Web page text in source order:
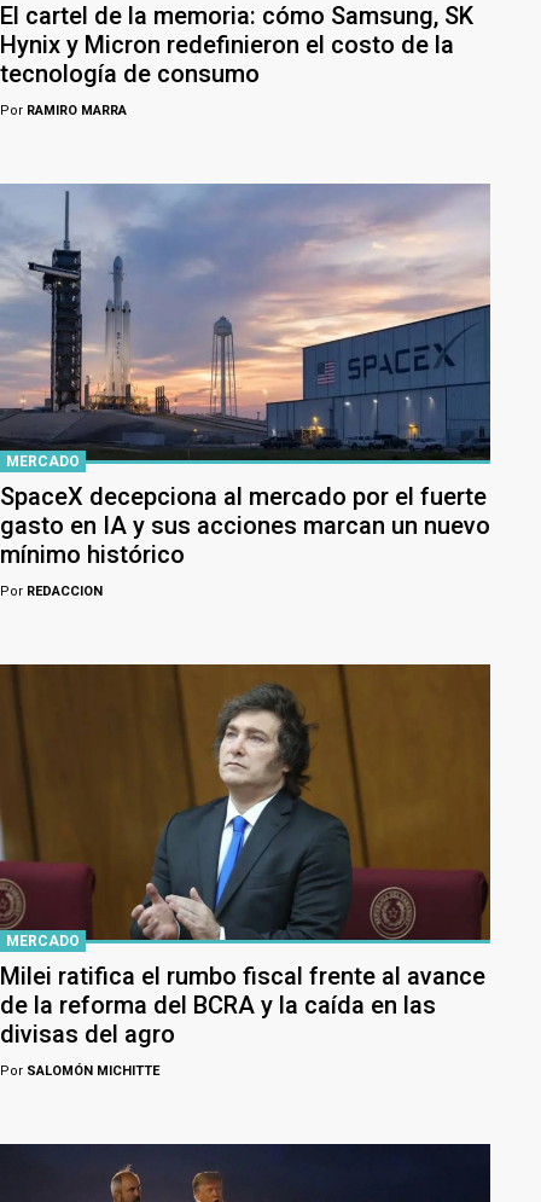
El cartel de la memoria: cómo Samsung, SK
Hynix y Micron redefinieron el costo de la
tecnología de consumo
Por RAMIRO MARRA
MERCADO
SpaceX decepciona al mercado por el fuerte
gasto en IA y sus acciones marcan un nuevo
mínimo histórico
Por REDACCION
MERCADO
Milei ratifica el rumbo fiscal frente al avance
de la reforma del BCRA y la caída en las
divisas del agro
Por SALOMÓN MICHITTE